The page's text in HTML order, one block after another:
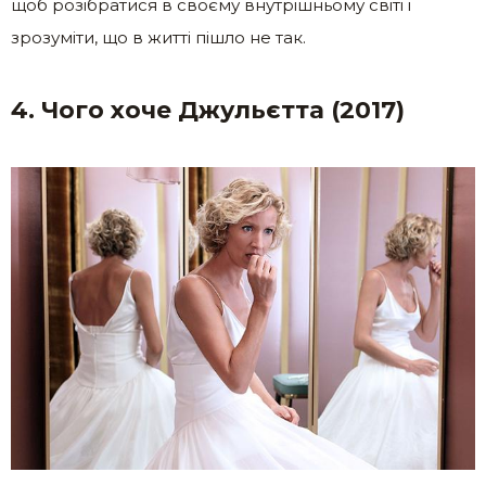
щоб розібратися в своєму внутрішньому світі і
зрозуміти, що в житті пішло не так.
4. Чого хоче Джульєтта (2017)